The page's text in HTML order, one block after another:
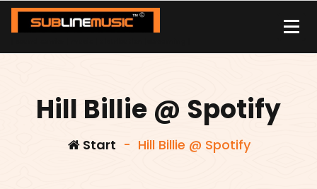
Zum
Inhalt
Hill Billie @ Spotify
Start - Hill Billie @ Spotify